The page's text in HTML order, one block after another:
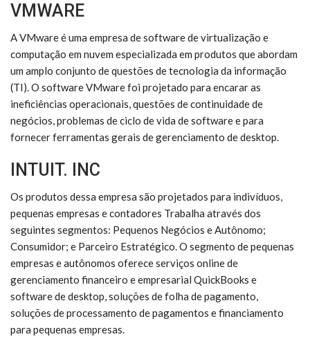
VMWARE
A VMware é uma empresa de software de virtualização e
computação em nuvem especializada em produtos que abordam
um amplo conjunto de questões de tecnologia da informação
(TI). O software VMware foi projetado para encarar as
ineficiências operacionais, questões de continuidade de
negócios, problemas de ciclo de vida de software e para
fornecer ferramentas gerais de gerenciamento de desktop.
INTUIT. INC
Os produtos dessa empresa são projetados para indivíduos,
pequenas empresas e contadores Trabalha através dos
seguintes segmentos: Pequenos Negócios e Autônomo;
Consumidor; e Parceiro Estratégico. O segmento de pequenas
empresas e autônomos oferece serviços online de
gerenciamento financeiro e empresarial QuickBooks e
software de desktop, soluções de folha de pagamento,
soluções de processamento de pagamentos e financiamento
para pequenas empresas.